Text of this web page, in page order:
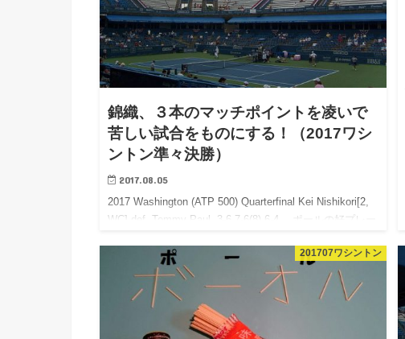
錦織、３本のマッチポイントを凌いで
苦しい試合をものにする！（2017ワシ
ントン準々決勝）
2017.08.05
2017 Washington (ATP 500) Quarterfinal Kei Nishikori[2,
WC] def. Tommy Paul, 3-6,7-6(8),6-4 ポールの好プレー
201707ワシントン